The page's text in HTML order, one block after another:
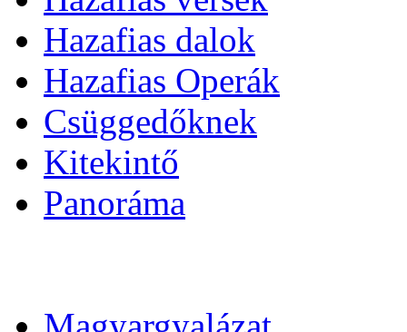
Hazafias dalok
Hazafias Operák
Csüggedőknek
Kitekintő
Panoráma